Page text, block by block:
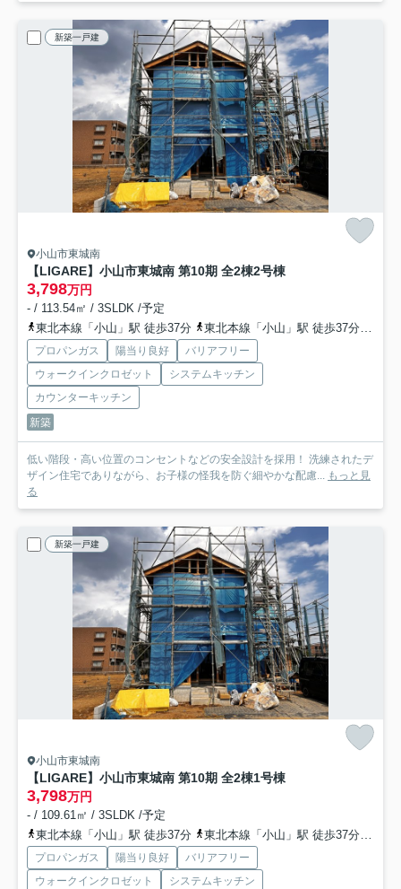
新築一戸建
小山市東城南
【LIGARE】小山市東城南 第10期 全2棟2号棟
3,798万円
- / 113.54㎡ / 3SLDK /予定
東北本線「小山」駅 徒歩37分
東北本線「小山」駅 徒歩37分
プロパンガス 陽当り良好
バリアフリー
ウォークインクロゼット
システムキッチン
カウンターキッチン
新築
低い階段・高い位置のコンセントなどの安全設計を採用！ 洗練されたデ
ザイン住宅でありながら、お子様の怪我を防ぐ細やかな配慮... もっと見
る
新築一戸建
小山市東城南
【LIGARE】小山市東城南 第10期 全2棟1号棟
3,798万円
- / 109.61㎡ / 3SLDK /予定
東北本線「小山」駅 徒歩37分
東北本線「小山」駅 徒歩37分
プロパンガス 陽当り良好
バリアフリー
ウォークインクロゼット
システムキッチン